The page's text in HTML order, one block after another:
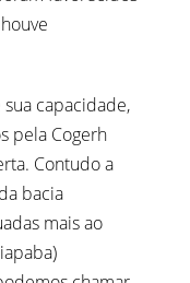
capacidade,
pela Cogerh
Contudo a
bacia
mais ao